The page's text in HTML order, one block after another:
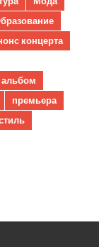
концерта
премьера